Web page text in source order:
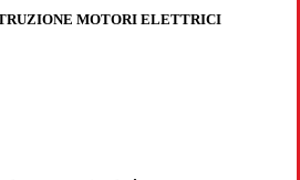
MOTORI ELETTRICI